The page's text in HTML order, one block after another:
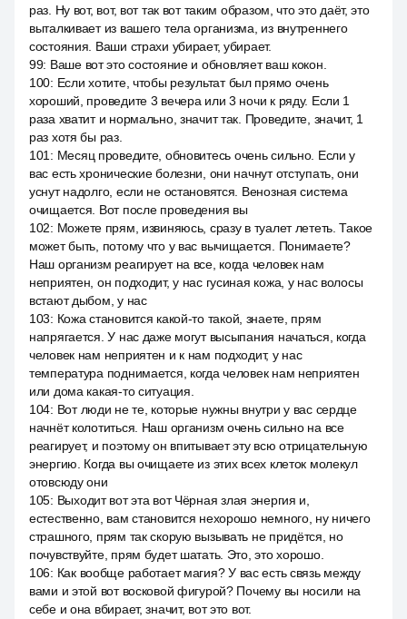
раз. Ну вот, вот, вот так вот таким образом, что это даёт, это
выталкивает из вашего тела организма, из внутреннего
состояния. Ваши страхи убирает, убирает.
99: Ваше вот это состояние и обновляет ваш кокон.
100: Если хотите, чтобы результат был прямо очень
хороший, проведите 3 вечера или 3 ночи к ряду. Если 1
раза хватит и нормально, значит так. Проведите, значит, 1
раз хотя бы раз.
101 : Месяц проведите, обновитесь очень сильно. Если у
вас есть хронические болезни, они начнут отступать, они
уснут надолго, если не остановятся. Венозная система
очищается. Вот после проведения вы
102: Можете прям, извиняюсь, сразу в туалет лететь. Такое
может быть, потому что у вас вычищается. Понимаете?
Наш организм реагирует на все, когда человек нам
неприятен, он подходит, у нас гусиная кожа, у нас волосы
встают дыбом, у нас
103: Кожа становится какой-то такой, знаете, прям
напрягается. У нас даже могут высыпания начаться, когда
человек нам неприятен и к нам подходит, у нас
температура поднимается, когда человек нам неприятен
или дома какая-то ситуация.
104: Вот люди не те, которые нужны внутри у вас сердце
начнёт колотиться. Наш организм очень сильно на все
реагирует, и поэтому он впитывает эту всю отрицательную
энергию. Когда вы очищаете из этих всех клеток молекул
отовсюду они
105: Выходит вот эта вот Чёрная злая энергия и,
естественно, вам становится нехорошо немного, ну ничего
страшного, прям так скорую вызывать не придётся, но
почувствуйте, прям будет шатать. Это, это хорошо.
106: Как вообще работает магия? У вас есть связь между
вами и этой вот восковой фигурой? Почему вы носили на
себе и она вбирает, значит, вот это вот.